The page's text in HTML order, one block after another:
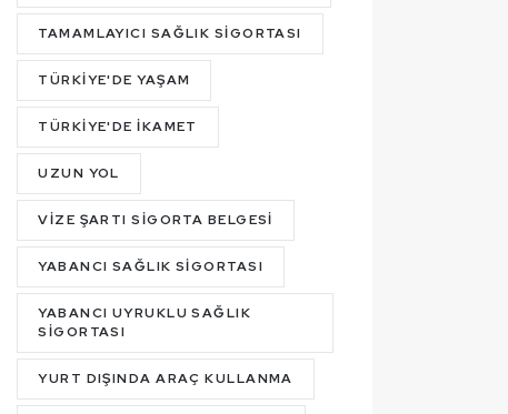
TAMAMLAYICI SAĞLIK SIGORTASI
TÜRKIYE'DE YAŞAM
TÜRKIYE'DE İKAMET
UZUN YOL
VIZE ŞARTI SIGORTA BELGESI
YABANCI SAĞLIK SIGORTASI
YABANCI UYRUKLU SAĞLIK
SIGORTASI
YURT DIŞINDA ARAÇ KULLANMA